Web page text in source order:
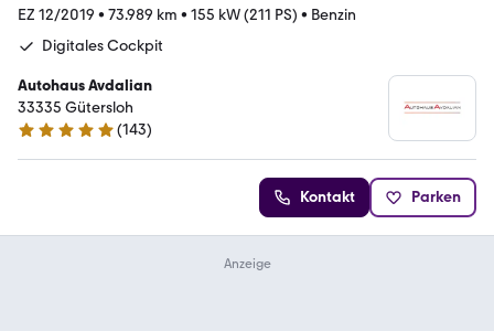
EZ 12/2019 • 73.989 km • 155 kW (211 PS) • Benzin
Digitales Cockpit
Autohaus Avdalian
33335 Gütersloh
4.9 Sterne
(143)
Kontakt Parken